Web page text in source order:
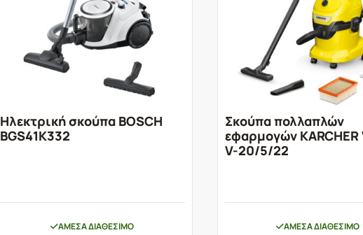
Ηλεκτρική σκούπα BOSCH
BGS41K332
ΆΜΕΣΑ ΔΙΑΘΈΣΙΜΟ
Σκούπα πολλαπλών
εφαρμογών KARCHER
V-20/5/22
ΆΜΕΣΑ ΔΙΑΘΈΣΙΜΟ